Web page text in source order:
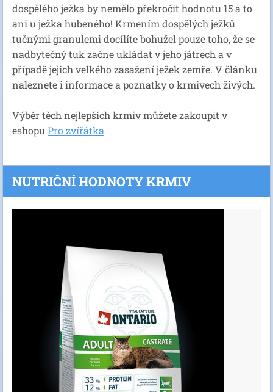
dospělého ježka by nemělo překročit hodnotu 15 a to
ani u ježka hubeného! Krmením dospělých ježků
tučnými granulemi docílíte bohužel pouze toho, že se
nadbytečný tuk začne ukládat v jeho játrech a v
případě jejich velkého zasažení ježek zemře. V článku
naleznete i informace a poznatky o krmivech živých.
Výběr těch nejlepších krmiv můžete zakoupit v
eshopu Pro zvířátka
NUTRIČNÍ HODNOTY KRMIV